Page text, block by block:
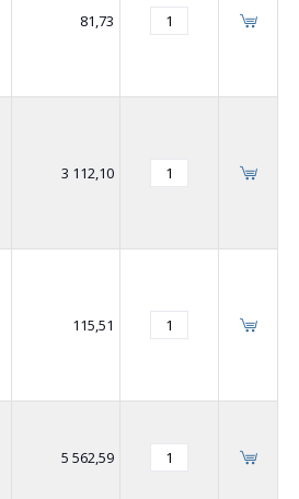
81,73
3 112,10
115,51
5 562,59